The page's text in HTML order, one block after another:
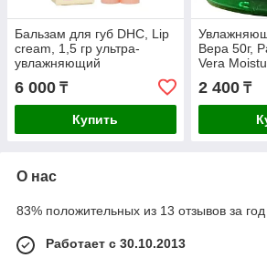
Бальзам для губ DHC, Lip
cream, 1,5 гр ультра-
увлажняющий
6 000 ₸
Купить
Вера 50г,
Vera
2 400₸
О нас
83% положительных из 13 отзывов за год
Работает с 30.10.2013